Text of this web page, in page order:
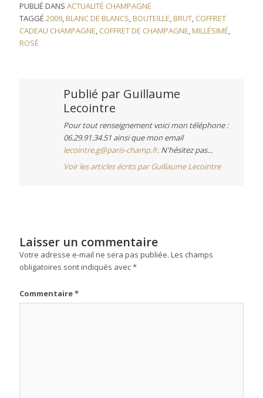
PUBLIÉ DANSACTUALITÉ CHAMPAGNE
TAGGÉ2009, BLANC DE BLANCS, BOUTEILLE, BRUT, COFFRET
CADEAU CHAMPAGNE, COFFRET DE CHAMPAGNE, MILLÉSIMÉ,
ROSÉ
Publié par Guillaume
Lecointre
Pour tout renseignement voici mon téléphone :
06.29.91.34.51 ainsi que mon email
lecointre.g@paris-champ.fr. N'hésitez pas...
Voir les articles écrits par Guillaume Lecointre
Laisser un commentaire
Votre adresse e-mail ne sera pas publiée. Les champs
obligatoires sont indiqués avec*
Commentaire*